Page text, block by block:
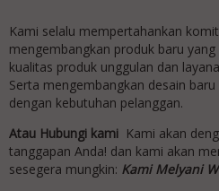
Kami selalu mempertahankan
mengembangkan produk baru
kualitas produk unggulan dan
Serta mengembangkan desain
dengan kebutuhan pelanggan.
Atau Hubungi kami Kami akan
tanggapan Anda! dan kami akan
sesegera mungkin: Kami Melyani